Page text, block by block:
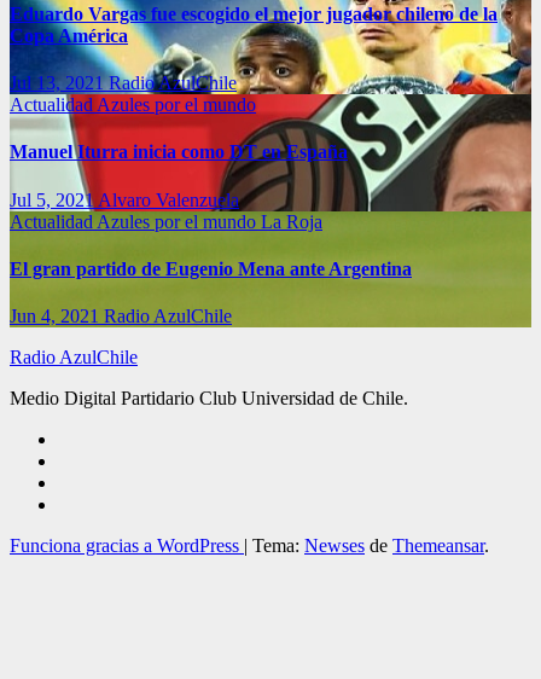
Eduardo Vargas fue escogido el mejor jugador chileno de la
Copa América
Jul 13, 2021Radio AzulChile
Actualidad Azules por el mundo
Manuel Iturra inicia como DT en España
Jul 5, 2021 Alvaro Valenzuela
Actualidad Azules por el mundo La Roja
El gran partido de Eugenio Mena ante Argentina
Jun 4, 2021 Radio AzulChile
Radio AzulChile
Medio Digital Partidario Club Universidad de Chile.
Funciona gracias a WordPress | Tema: Newses de Themeansar.